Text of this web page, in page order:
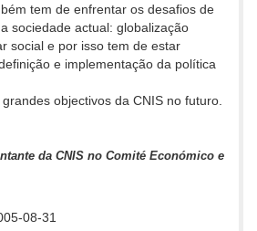
tem de enfrentar os desafios de
sociedade actual: globalização
social e por isso tem de estar
e implementação da política
objectivos da CNIS no futuro.
da CNIS no Comité Económico e
08-31